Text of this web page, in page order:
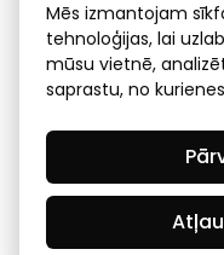
Privātuma
© 2026 Latvijas
Mēs izmantojam
tehnoloģijas, lai
mūsu vietnē,
saprastu, no